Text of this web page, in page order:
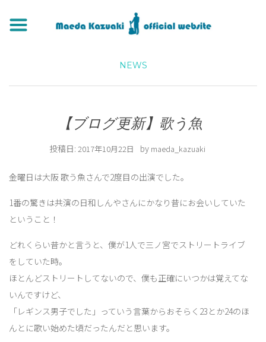
NEWS
【ブログ更新】歌う魚
投稿日: 2017年10月22日 by maeda_kazuaki
金曜日は大阪 歌う魚さんで2度目の出演でした。
1番の驚きは共演の日和しんやさんにかなり昔にお会いしていた
ということ！
どれくらい昔かと言うと、僕が1人で三ノ宮でストリートライブ
をしていた時。
ほとんどストリートしてないので、僕も正確にいつかは覚えてな
いんですけど、
「レギンス男子でした」っていう言葉からおそらく23とか24のほ
んとに歌い始めた頃だったんだと思います。